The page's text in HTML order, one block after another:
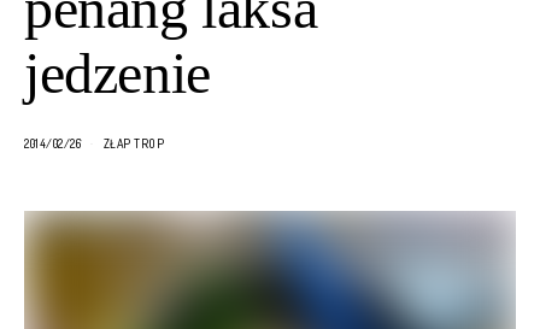
jedzenie
2014/02/26 ZŁAP TROP